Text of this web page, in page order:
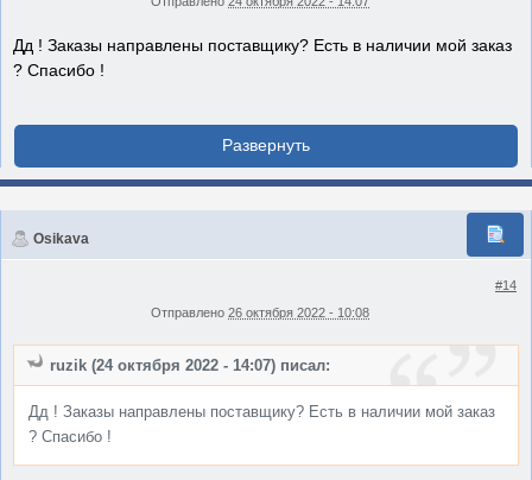
Дд ! Заказы направлены поставщику? Есть в наличии мой заказ
? Спасибо !
Osikava
#14
Отправлено 26 октября 2022 - 10:08
ruzik (24 октября 2022 - 14:07) писал:
Дд ! Заказы направлены поставщику? Есть в наличии мой заказ
? Спасибо !